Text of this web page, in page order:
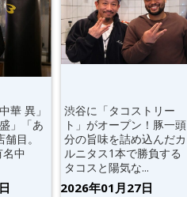
華 異」
」「あ
目。
中
渋谷に「タコストリー
ト」がオープン！豚一頭
分の旨味を詰め込んだカ
ルニタス1本で勝負する
タコスと陽気な...
2026年01月27日